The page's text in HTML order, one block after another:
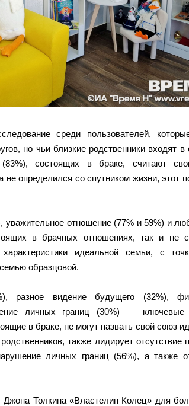
среди пользователей,
но чьи близкие родственники входят
(83%), состоящих в браке, считают
не определился со спутником жизни, этот
уважительное отношение (77% и 59%) и
в брачных отношениях, так и не
идеальной семьи, с
образцовой.
разное видение будущего (32%),
личных границ (30%) — ключевые
в браке, не могут назвать свой союз
также лидирует отсутствие
личных границ (56%), а также
Джона Толкина «Властелин Колец» для